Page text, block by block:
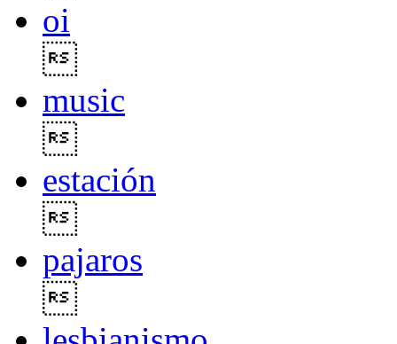
oi
music
estación
pajaros